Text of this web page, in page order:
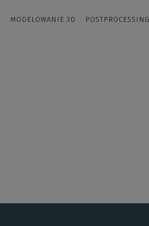
MODELOWANIE 3D POSTPROCESSING